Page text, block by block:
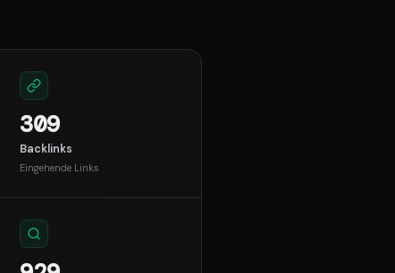
309
Backlinks
Eingehende Links